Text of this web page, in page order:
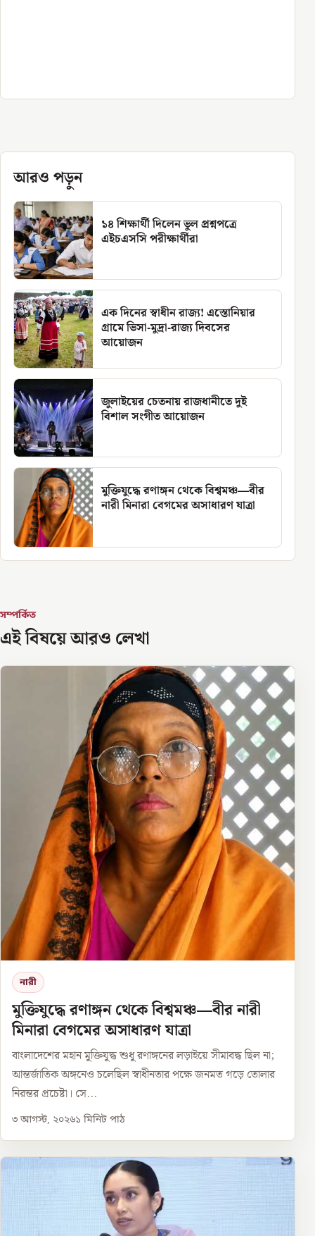
আরও পড়ুন
১৪ শিক্ষার্থী দিলেন ভুল প্রশ্নপত্রে
এইচএসসি পরীক্ষার্থীরা
এক দিনের স্বাধীন রাজ্য! এস্তোনিয়ার
গ্রামে ভিসা-মুদ্রা-রাজ্য দিবসের
আয়োজন
জুলাইয়ের চেতনায় রাজধানীতে দুই
বিশাল সংগীত আয়োজন
মুক্তিযুদ্ধে রণাঙ্গন থেকে বিশ্বমঞ্চ—বীর
নারী মিনারা বেগমের অসাধারণ যাত্রা
সম্পর্কিত
এই বিষয়ে আরও লেখা
নারী
মুক্তিযুদ্ধে রণাঙ্গন থেকে বিশ্বমঞ্চ—বীর নারী
মিনারা বেগমের অসাধারণ যাত্রা
বাংলাদেশের মহান মুক্তিযুদ্ধ শুধু রণাঙ্গনের লড়াইয়ে সীমাবদ্ধ ছিল না;
আন্তর্জাতিক অঙ্গনেও চলেছিল স্বাধীনতার পক্ষে জনমত গড়ে তোলার
নিরন্তর প্রচেষ্টা। সে...
৩ আগস্ট, ২০২৬১ মিনিট পাঠ